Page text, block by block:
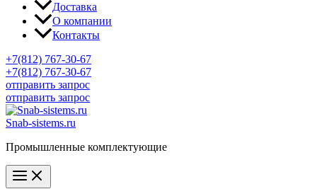
Доставка
О компании
Контакты
+7(812) 767-30-67
+7(812) 767-30-67
отправить запрос
отправить запрос
Snab-sistems.ru
Промышленные комплектующие
Main
Menu